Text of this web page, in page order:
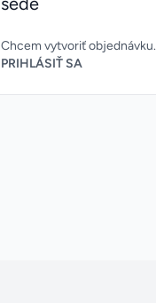
Chcem vytvoriť objednávku.
PRIHLÁSIŤ SA